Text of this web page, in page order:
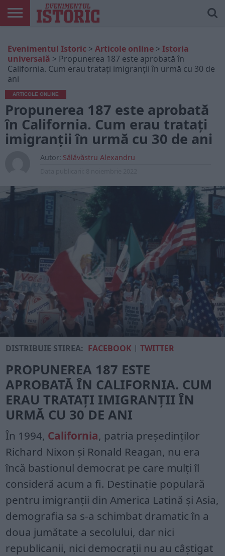
ONLINE
EDIȚII
TIPĂRITE
ISTORIC
PLAY
CONTUL
MEU
Evenimentul Istoric > Articole online > Istoria
universală > Propunerea 187 este aprobată în
California. Cum erau tratați imigranții în urmă cu 30 de
ani
ARTICOLE ONLINE
Propunerea 187 este aprobată
în California. Cum erau tratați
imigranții în urmă cu 30 de ani
Autor: Sălăvăstru Alexandru
DISTRIBUIE ȘTIREA: FACEBOOK |TWITTER
PROPUNEREA 187 ESTE
APROBATĂ ÎN CALIFORNIA. CUM
ERAU TRATAȚI IMIGRANȚII ÎN
URMĂ CU 30 DE ANI
În 1994, California, patria președinților
Richard Nixon și Ronald Reagan, nu era
încă bastionul democrat pe care mulți îl
consideră acum a fi. Destinație populară
pentru imigranții din America Latină și Asia,
demografia sa s-a schimbat dramatic în a
doua jumătate a secolului, dar nici
republicanii, nici democrații nu au câștigat